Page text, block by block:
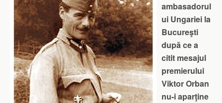
ambasadorul
ui Ungariei la
Bucureşti
după ce a
citit mesajul
premierului
Viktor Orban
nu-i aparţine